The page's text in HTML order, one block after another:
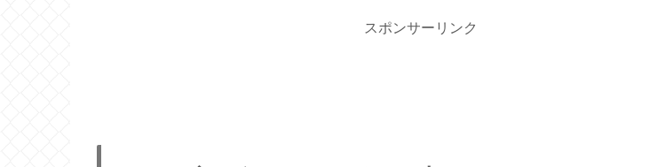
スポンサーリンク